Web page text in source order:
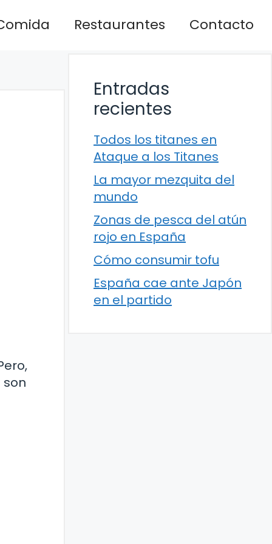
Restaurantes Contacto
Entradas
recientes
Todos los titanes en
Ataque a los Titanes
La mayor mezquita del
mundo
Zonas de pesca del atún
rojo en España
Cómo consumir tofu
España cae ante Japón
en el partido